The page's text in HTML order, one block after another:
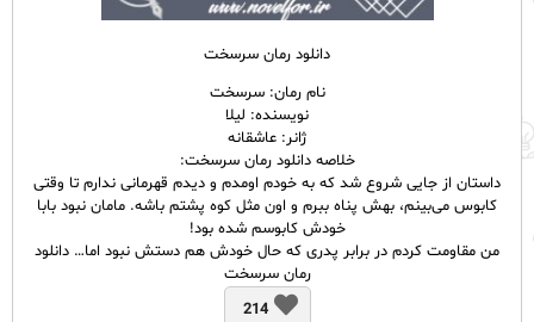
دانلود رمان سرسخت
نام رمان: سرسخت
نویسنده: لیلا
ژانر: عاشقانه
خلاصه دانلود رمان سرسخت:
داستان از جایی شروع شد که به خودم اومدم و دیدم قهرمانی ندارم تا وقتی
کابوس می‌بینم، بهش پناه ببرم و اون مثل کوه پشتم باشه. مامان نبود بابا
خودش کابوسم شده بود!
من مقاومت کردم در برابر پدری که حال خودش هم دستش نبود اما… دانلود
رمان سرسخت
214